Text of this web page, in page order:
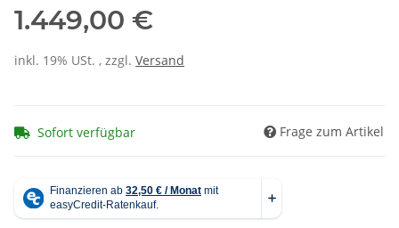
1.449,00 €
inkl. 19% USt. , zzgl. Versand
Sofort verfügbar Frage zum Artikel